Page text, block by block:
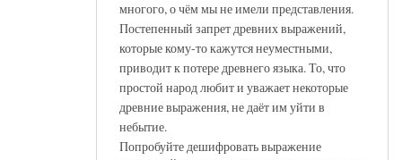
многого, о чём мы не имели представления.
Постепенный запрет древних выражений,
которые кому-то кажутся неуместными,
приводит к потере древнего языка. То, что
простой народ любит и уважает некоторые
древние выражения, не даёт им уйти в
небытие.
Попробуйте дешифровать выражение